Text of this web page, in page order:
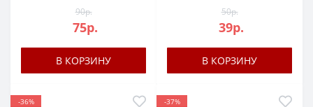
90р.
75р.
В КОРЗИНУ
50р.
39р.
В КОРЗИНУ
-36%
-37%